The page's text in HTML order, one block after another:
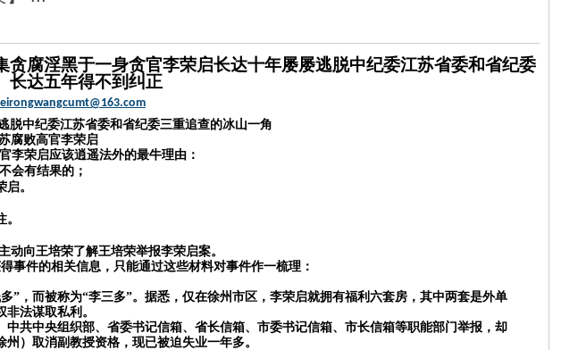
腐淫黑于一身贪官李荣启长达十年屡屡逃脱中纪委江苏省委和省纪委
长达五年得不到纠正
脱中纪委江苏省委和省纪委三重追查的冰山一角
腐败高官李荣启
李荣启应该逍遥法外的最牛理由：
会有结果的；
。
动向王培荣了解王培荣举报李荣启案。
事件的相关信息，只能通过这些材料对事件作一梳理：
”，而被称为“李三多”。据悉，仅在徐州市区，李荣启就拥有福利六套房，其中两套是外单
法谋取私利。
共中央组织部、省委书记信箱、省长信箱、市委书记信箱、市长信箱等职能部门举报，却
）取消副教授资格，现已被迫失业一年多。